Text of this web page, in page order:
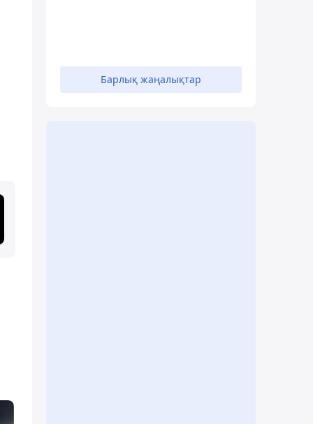
Барлық жаңалықтар